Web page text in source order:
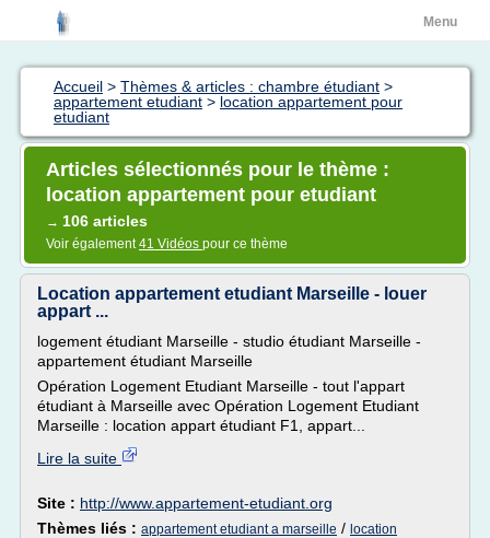
Menu
Accueil > Thèmes & articles : chambre étudiant >
appartement etudiant > location appartement pour
etudiant
Articles sélectionnés pour le thème :
location appartement pour etudiant
→ 106 articles
Voir également41 Vidéos pour ce thème
Location appartement etudiant Marseille - louer
appart ...
logement étudiant Marseille - studio étudiant Marseille -
appartement étudiant Marseille
Opération Logement Etudiant Marseille - tout l'appart
étudiant à Marseille avec Opération Logement Etudiant
Marseille : location appart étudiant F1, appart...
Lire la suite
Site : http://www.appartement-etudiant.org
Thèmes liés : appartement etudiant a marseille / location